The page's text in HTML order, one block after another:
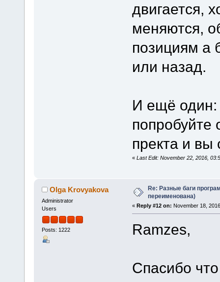
двигается,
меняются,
позициям а
или назад.
И ещё один:
пректа и вы
« Last Edit: November 22, 2016,
Olga Krovyakova
Administrator
Users
Posts: 1222
Re: Разные баги
переименована)
« Reply #12 on: November 18,
Ramzes,
Спасибо